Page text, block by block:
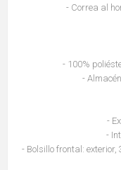
- Correa al
- 100%
-
-
-
- Bolsillo frontal: exterior,